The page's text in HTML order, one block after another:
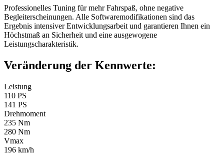
Professionelles Tuning für mehr Fahrspaß, ohne negative
Begleiterscheinungen. Alle Softwaremodifikationen sind das
Ergebnis intensiver Entwicklungsarbeit und garantieren Ihnen ein
Höchstmaß an Sicherheit und eine ausgewogene
Leistungscharakteristik.
Veränderung der Kennwerte:
Leistung
110 PS
141 PS
Drehmoment
235 Nm
280 Nm
Vmax
196 km/h